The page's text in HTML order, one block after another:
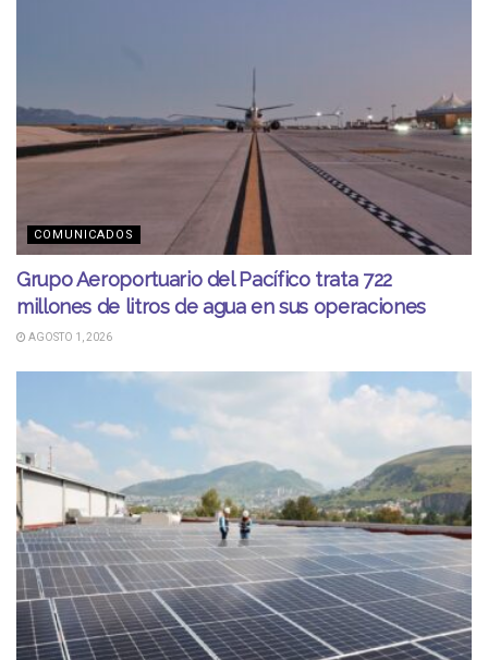
COMUNICADOS
Grupo Aeroportuario del Pacífico trata 722
millones de litros de agua en sus operaciones
AGOSTO 1, 2026